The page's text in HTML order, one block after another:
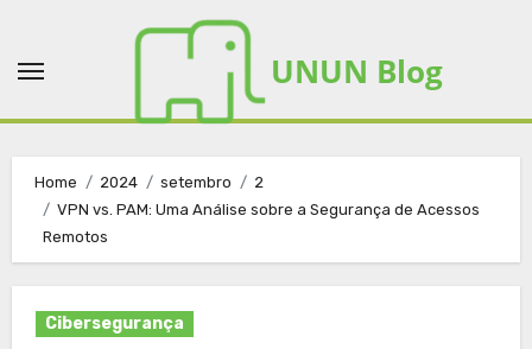
content
UNUN Blog
Home 2024 setembro
2
VPN vs. PAM: Uma Análise sobre a Segurança de Acessos
Remotos
Cibersegurança